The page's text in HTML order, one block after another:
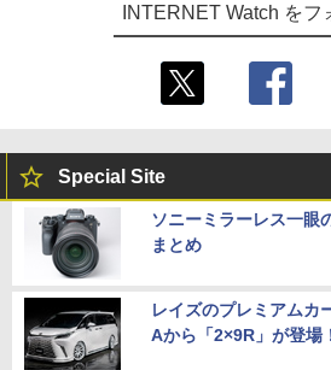
INTERNET Watch をフ
Special Site
ソニーミラーレス一眼
まとめ
レイズのプレミアムカ
Aから「2×9R」が登場